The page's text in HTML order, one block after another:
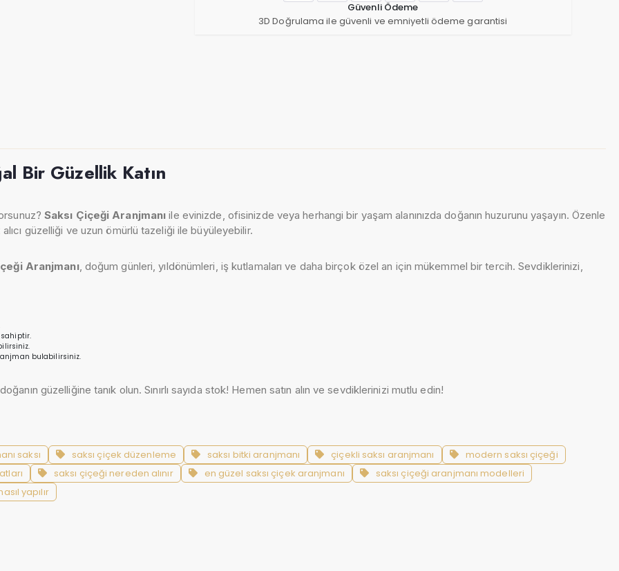
Güvenli Ödeme
3D Doğrulama ile güvenli ve emniyetli ödeme garantisi
Bir Güzellik Katın
Saksı Çiçeği Aranjmanı ile evinizde, ofisinizde veya herhangi bir yaşam alanınızda doğanın huzurunu yaşayın. Özenle
güzelliği ve uzun ömürlü tazeliği ile büyüleyebilir.
Aranjmanı, doğum günleri, yıldönümleri, iş kutlamaları ve daha birçok özel an için mükemmel bir tercih. Sevdiklerinizi,
sahiptir.
bulabilirsiniz.
güzelliğine tanık olun. Sınırlı sayıda stok! Hemen satın alın ve sevdiklerinizi mutlu edin!
saksı saksı çiçek düzenleme saksı bitki aranjmanı çiçekli saksı aranjmanı
modern saksı çiçeği
saksı çiçeği nereden alınır en güzel saksı çiçek aranjmanı
saksı çiçeği aranjmanı modelleri
yapılır